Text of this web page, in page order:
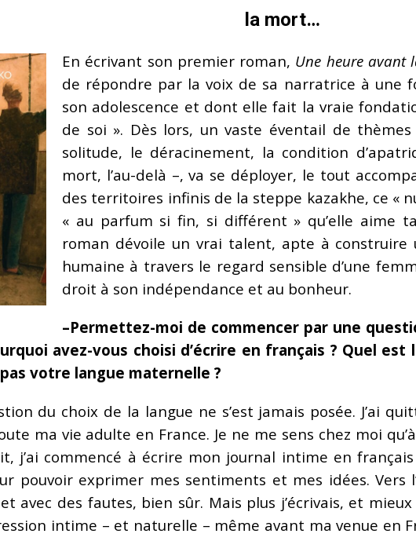
la mort…
En écrivant son premier roman, Une heure avant
de répondre par la voix de sa narratrice à une
son adolescence et dont elle fait la vraie
de soi ». Dès lors, un vaste éventail de
solitude, le déracinement, la condition
mort, l’au-delà –, va se déployer, le tout
des territoires infinis de la steppe kazakhe, ce «
« au parfum si fin, si différent » qu’elle aime
roman dévoile un vrai talent, apte à
humaine à travers le regard sensible d’une
droit à son indépendance et au bonheur.
–Permettez-moi de commencer par une
avez-vous choisi d’écrire en français ? Quel
votre langue maternelle ?
du choix de la langue ne s’est jamais posée. J’ai
ma vie adulte en France. Je ne me sens chez moi
j’ai commencé à écrire mon journal intime en
pouvoir exprimer mes sentiments et mes idées. Vers
avec des fautes, bien sûr. Mais plus j’écrivais, et
intime – et naturelle – même avant ma venue en